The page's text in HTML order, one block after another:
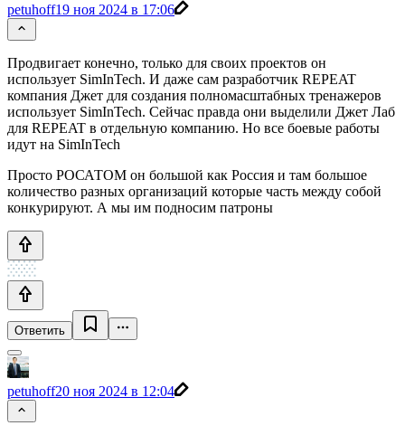
petuhoff19 ноя 2024 в 17:06
Продвигает конечно, только для своих проектов он
использует SimInTech. И даже сам разработчик REPEAT
компания Джет для создания полномасштабных тренажеров
использует SimInTech. Сейчас правда они выделили Джет Лаб
для REPEAT в отдельную компанию. Но все боевые работы
идут на SimInTech
Просто РОСАТОМ он большой как Россия и там большое
количество разных организаций которые часть между собой
конкурируют. А мы им подносим патроны
Ответить
petuhoff20 ноя 2024 в 12:04